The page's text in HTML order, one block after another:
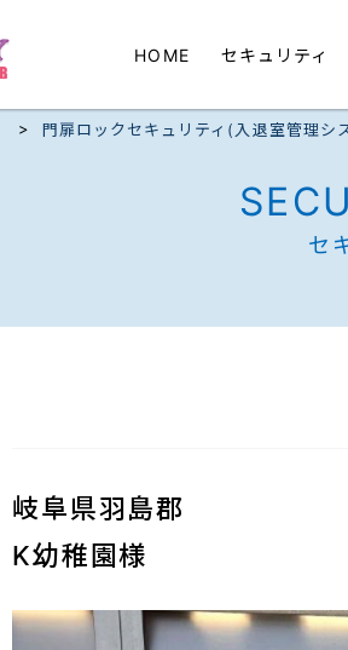
HOME セキュリティ
> 門扉ロックセキュリティ(入退室管理シ
セ
岐阜県羽島郡
K幼稚園様